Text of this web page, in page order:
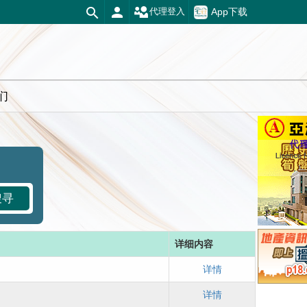
App下载
代理登入
详细内容
详情
详情